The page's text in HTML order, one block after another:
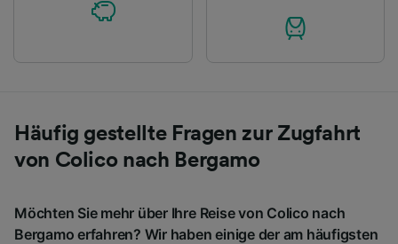
Häufig gestellte Fragen zur Zugfahrt
von Colico nach Bergamo
Möchten Sie mehr über Ihre Reise von Colico nach
Bergamo erfahren? Wir haben einige der am häufigsten